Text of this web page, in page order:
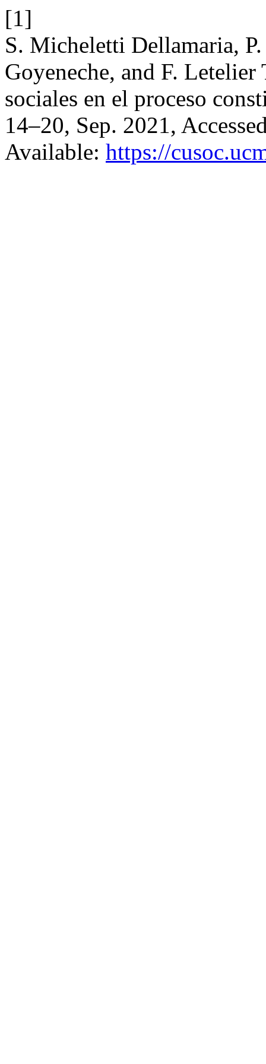
[1]
S. Micheletti Dellamaria,
Goyeneche, and F.
sociales en el proceso
14–20, Sep. 2021,
Available: https://